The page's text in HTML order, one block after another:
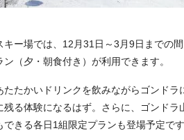
ー場では、12月31日～3月9日までの
（夕・朝食付き）が利用できます。
たかいドリンクを飲みながらゴンド
残る体験になるはず。さらに、ゴンド
きる各日1組限定プランも登場予定で